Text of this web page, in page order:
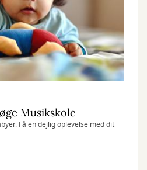
Musikskole
Få en dejlig oplevelse med dit